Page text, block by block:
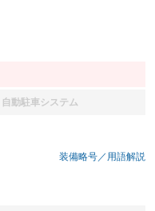
自動駐車システム
：装備なし
装備略号／用語解説